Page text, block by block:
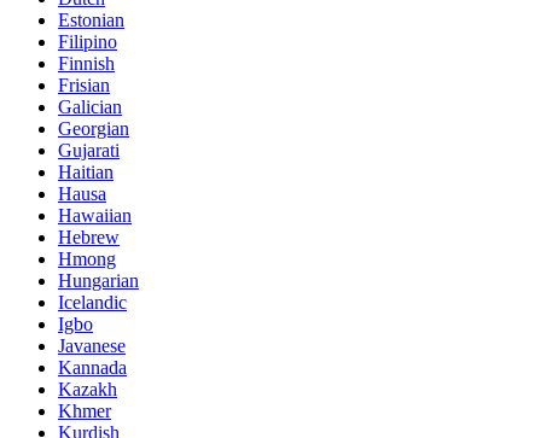
Estonian
Filipino
Finnish
Frisian
Galician
Georgian
Gujarati
Haitian
Hausa
Hawaiian
Hebrew
Hmong
Hungarian
Icelandic
Igbo
Javanese
Kannada
Kazakh
Khmer
Kurdish